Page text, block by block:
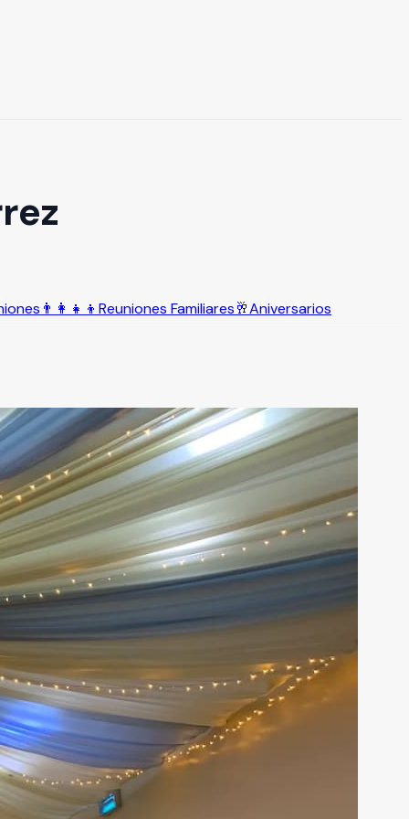
👨‍👩‍👧‍👦 Reuniones Familiares🥂Aniversarios